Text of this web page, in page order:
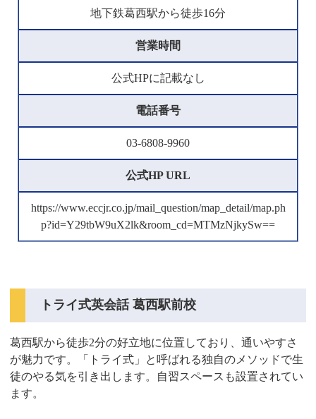
地下鉄葛西駅から徒歩16分
営業時間
公式HPに記載なし
電話番号
03-6808-9960
公式HP URL
https://www.eccjr.co.jp/mail_question/map_detail/map.ph
p?id=Y29tbW9uX2lk&room_cd=MTMzNjkySw==
トライ式英会話 葛西駅前校
葛西駅から徒歩2分の好立地に位置しており、通いやすさ
が魅力です。「トライ式」と呼ばれる独自のメソッドで生
徒のやる気を引き出します。自習スペースも設置されてい
ます。